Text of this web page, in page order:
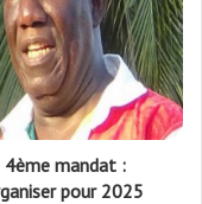
mandat :
pour 2025